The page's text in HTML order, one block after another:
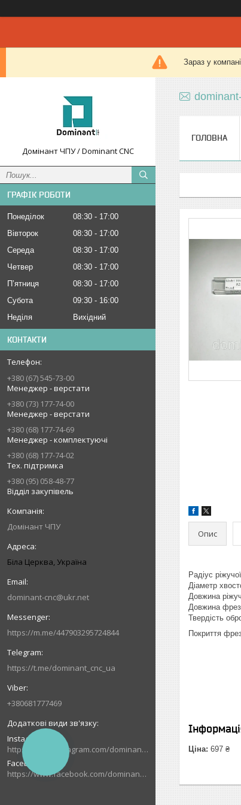
Зараз у
Домінант ЧПУ / Dominant CNC
ГРАФІК РОБОТИ
Понеділок 08:30
17:00
Вівторок
08:30
17:00
Середа
08:30
17:00
Четвер
08:30
17:00
Пʼятниця
08:30
17:00
Субота
09:30
16:00
Неділя
Вихідний
КОНТАКТИ
+380 (67) 545-73-00
Менеджер - верстати
+380 (73) 177-74-00
Менеджер - верстати
+380 (68) 177-74-69
Менеджер - комплектуючі
+380 (68) 177-74-02
Тех. підтримка
+380 (95) 058-48-77
Відділ закупівель
Домінант ЧПУ
Біла Церква, Україна
dominant-cnc@ukr.net
https://m.me/447903295724844
https://t.me/dominant_cnc_ua
+380681777469
Instagram
https://www.instagram.com/dominant_cnc
Facebook
https://www.facebook.com/dominantcnc
ГОЛОВНА
Опис
Радіус
Діаметр
Довжина
Довжина
Твердість
Покриття
Ціна: 697 ₴